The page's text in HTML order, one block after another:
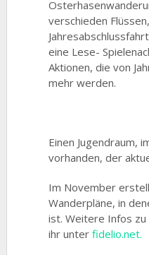
verschieden
eine Lese-
Aktionen, die von
mehr werden.
Einen Jugendraum,
vorhanden, der
Im November
Wanderpläne, in
ist. Weitere Infos
ihr unterfidelio.net.